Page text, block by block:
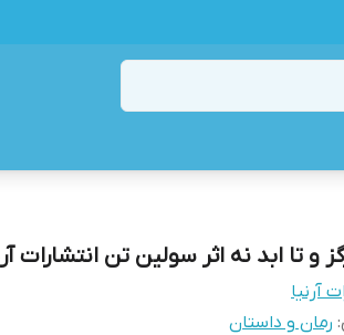
و تا ابد نه اثر سولین تن انتشارات
آرنیا
: رمان و داستان